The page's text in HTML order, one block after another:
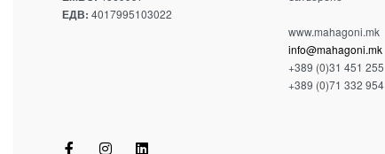
ЕДВ: 4017995103022
www.mahagoni.mk
info@mahagoni.mk
+389 (0)31 451 255
+389 (0)71 332 954